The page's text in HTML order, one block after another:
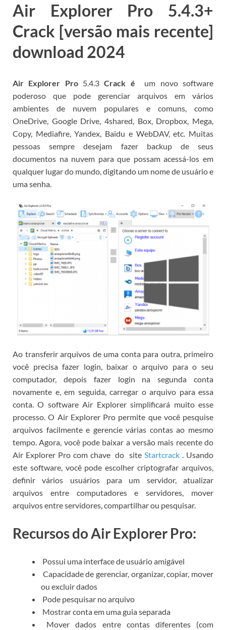
Air Explorer Pro 5.4.3+
Crack [versão mais recente]
download 2024
Air Explorer Pro 5.4.3Crack é um novo software
poderoso que pode gerenciar arquivos em vários
ambientes de nuvem populares e comuns, como
OneDrive, Google Drive, 4shared, Box, Dropbox, Mega,
Copy, Mediafire, Yandex, Baidu e WebDAV, etc. Muitas
pessoas sempre desejam fazer backup de seus
documentos na nuvem para que possam acessá-los em
qualquer lugar do mundo, digitando um nome de usuário e
uma senha.
Ao transferir arquivos de uma conta para outra, primeiro
você precisa fazer login, baixar o arquivo para o seu
computador, depois fazer login na segunda conta
novamente e, em seguida, carregar o arquivo para essa
conta.O software Air Explorer simplificará muito esse
processo.O Air Explorer Pro permite que você pesquise
arquivos facilmente e gerencie várias contas ao mesmo
tempo.Agora, você pode baixar a versão mais recente do
Air Explorer Pro com chavedo siteStartcrack . Usando
este software, você pode escolher criptografar arquivos,
definir vários usuários para um servidor, atualizar
arquivos entre computadores e servidores, mover
arquivos entre servidores, compartilhar ou pesquisar.
Recursos do Air Explorer Pro:
Possui uma interface de usuário amigável
Capacidade de gerenciar, organizar, copiar, mover
ou excluir dados
Pode pesquisar no arquivo
Mostrar conta em uma guia separada
Mover dados entre contas diferentes (com